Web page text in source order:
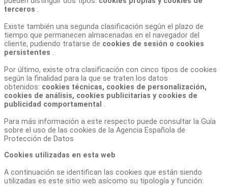
terceros .
Existe también una segunda clasificación según el plazo de
tiempo que permanecen almacenadas en el navegador del
cliente, pudiendo tratarse de cookies de sesión o cookies
persistentes .
Por último, existe otra clasificación con cinco tipos de cookies
según la finalidad para la que se traten los datos
obtenidos: cookies técnicas, cookies de personalización,
cookies de análisis, cookies publicitarias y cookies de
publicidad comportamental .
Para más información a este respecto puede consultar la Guía
sobre el uso de las cookies de la Agencia Española de
Protección de Datos
Cookies utilizadas en esta web
A continuación se identifican las cookies que están siendo
utilizadas es este sitio web asícomo su tipología y función: